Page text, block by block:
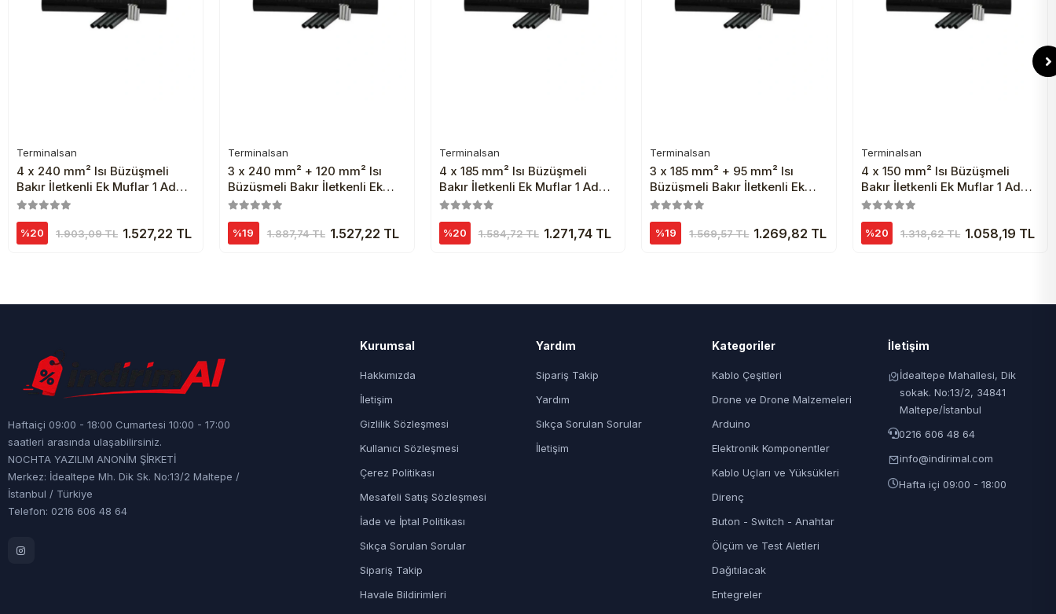
Sepete Ekle
Terminalsan
4 x 240 mm² Isı Büzüşmeli
Bakır İletkenli Ek Muflar 1 Adet
Siyah
%20 1.903,09 TL 1.527,22 TL
Sepete Ekle
Terminalsan
3 x 240 mm² + 120 mm² Isı
Büzüşmeli Bakır İletkenli Ek
Muflar 1 Adet Siyah
%19 1.887,74 TL 1.527,22 TL
Sepete Ekle
Terminalsan
4 x 185 mm² Isı Büzüşmeli
Bakır İletkenli Ek Muflar 1 Adet
Siyah
%20 1.584,72 TL 1.271,74 TL
Sepete Ekle
Terminalsan
3 x 185 mm² + 95 mm² Isı
Büzüşmeli Bakır İletkenli Ek
Muflar 1 Adet Siyah
%19 1.569,57 TL 1.269,82 TL
Sepete Ekle
Terminalsan
4 x 150 mm² Isı Büzüşmeli
Bakır İletkenli Ek Muflar 1 Adet
Siyah
%20 1.318,62 TL 1.058,19 TL
Haftaiçi 09:00 - 18:00 Cumartesi 10:00 - 17:00
saatleri arasında ulaşabilirsiniz.
NOCHTA YAZILIM ANONİM ŞİRKETİ
Merkez: İdealtepe Mh. Dik Sk. No:13/2 Maltepe /
İstanbul / Türkiye
Telefon: 0216 606 48 64
Kurumsal
Hakkımızda
İletişim
Gizlilik Sözleşmesi
Kullanıcı Sözleşmesi
Çerez Politikası
Mesafeli Satış Sözleşmesi
İade ve İptal Politikası
Sıkça Sorulan Sorular
Sipariş Takip
Havale Bildirimleri
Yardım
Sipariş Takip
Yardım
Sıkça Sorulan Sorular
İletişim
Kategoriler
Kablo Çeşitleri
Drone ve Drone Malzemeleri
Arduino
Elektronik Komponentler
Kablo Uçları ve Yüksükleri
Direnç
Buton - Switch - Anahtar
Ölçüm ve Test Aletleri
Dağıtılacak
Entegreler
İletişim
İdealtepe Mahallesi, Dik
sokak. No:13/2, 34841
Maltepe/İstanbul
0216 606 48 64
info@indirimal.com
Hafta içi 09:00 - 18:00